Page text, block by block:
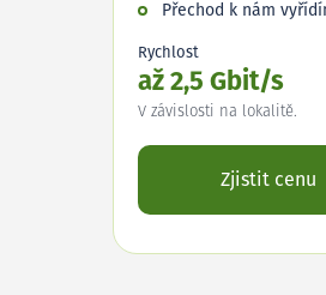
Přechod k nám
Rychlost
až 2,5 Gbit/s
V závislosti na lokalitě.
Zjistit cenu